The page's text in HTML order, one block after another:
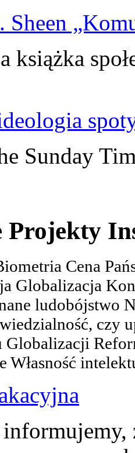
książka
Sunday
Projekty
Cena
Globalizacja
ludobójstwo
czy
Własność